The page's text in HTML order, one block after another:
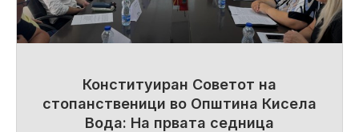
Конституиран Советот на
стопанственици во Општина Кисела
Вода: На првата седница